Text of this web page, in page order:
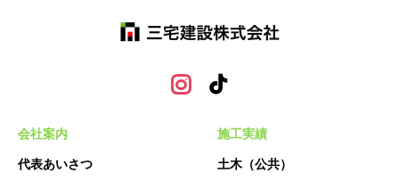
会社案内
代表あいさつ
施工実績
土木（公共）